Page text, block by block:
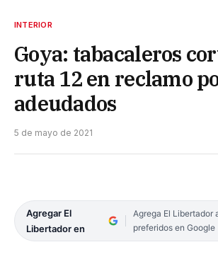
INTERIOR
Goya: tabacaleros
ruta 12 en reclamo
adeudados
5 de mayo de 2021
Agregar El
Libertador en
Agrega El Libertador
preferidos en Google